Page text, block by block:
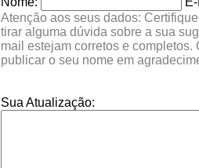
Atenção aos seus dados:
tirar alguma dúvida sobre a sua
mail estejam corretos e
publicar o seu nome em
Sua Atualização: